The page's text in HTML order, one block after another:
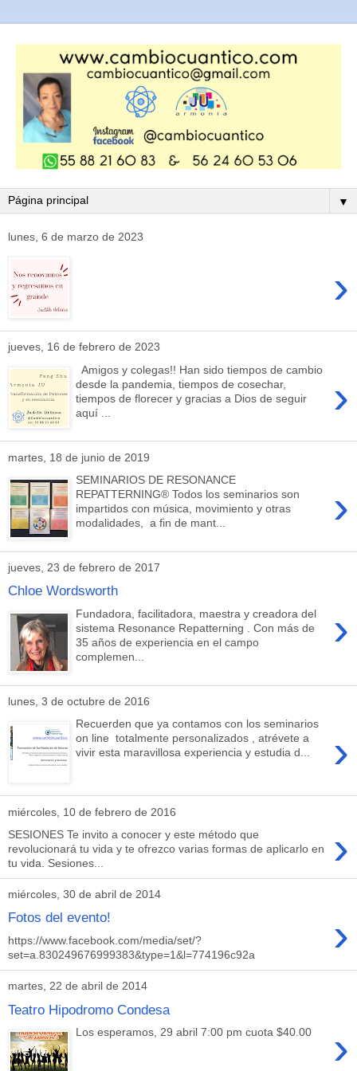
▼
lunes, 6 de marzo de 2023
›
jueves, 16 de febrero de 2023
›
Amigos y colegas!! Han sido tiempos de cambio
desde la pandemia, tiempos de cosechar,
tiempos de florecer y gracias a Dios de seguir
aquí ...
martes, 18 de junio de 2019
›
SEMINARIOS DE RESONANCE
REPATTERNING® Todos los seminarios son
impartidos con música, movimiento y otras
modalidades, a fin de mant...
jueves, 23 de febrero de 2017
Chloe Wordsworth
›
Fundadora, facilitadora, maestra y creadora del
sistema Resonance Repatterning . Con más de
35 años de experiencia en el campo
complemen...
lunes, 3 de octubre de 2016
›
Recuerden que ya contamos con los seminarios
on line totalmente personalizados , atrévete a
vivir esta maravillosa experiencia y estudia d...
miércoles, 10 de febrero de 2016
›
SESIONES Te invito a conocer y este método que
revolucionará tu vida y te ofrezco varias formas de aplicarlo en
tu vida. Sesiones...
miércoles, 30 de abril de 2014
Fotos del evento! ›
https://www.facebook.com/media/set/?
set=a.830249676999383&type=1&l=774196c92a
martes, 22 de abril de 2014
Teatro Hipodromo Condesa
›
Los esperamos, 29 abril 7:00 pm cuota $40.00